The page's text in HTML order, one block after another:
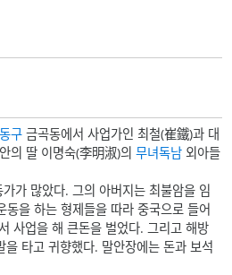
동구 금곡동에서 사업가인 최철(崔鐵)과 대
의 딸 이명숙(李明淑)의무녀독남 외아들
가 많았다. 그의 아버지는 최불암을 임
동을 하는 형제들을 따라 중국으로 들어
사업을 해 큰돈을 벌었다. 그리고 해방
을 타고 귀향했다. 말안장에는 돈과 보석